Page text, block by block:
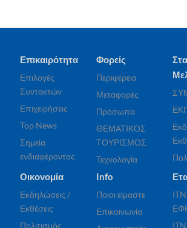
Επικαιρότητα
Επιλογές
Συντακτών
Επιχειρήσεις
Top News
Σημεία
ενδιαφέροντος
Φορείς
Περιφέρεια
Μεταφορές
Πρόσωπα
ΘΕΜΑΤΙΚΟΣ
ΤΟΥΡΙΣΜΟΣ
Τεχνολογία
Οικονομία
Εκδηλώσεις /
Εκθέσεις
Πολιτισμός
Info
Ποιοι είμαστε
Επικοινωνία